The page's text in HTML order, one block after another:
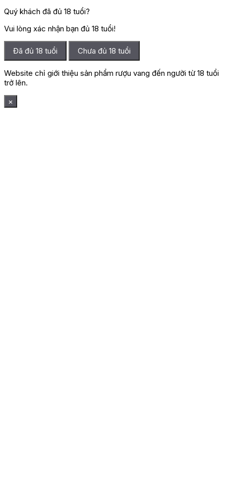
Quý khách đã đủ 18 tuổi?
Vui lòng xác nhận bạn đủ 18 tuổi!
Đã đủ 18 tuổi Chưa đủ 18 tuổi
Website chỉ giới thiệu sản phẩm rượu vang đến người từ 18 tuổi
trở lên.
×